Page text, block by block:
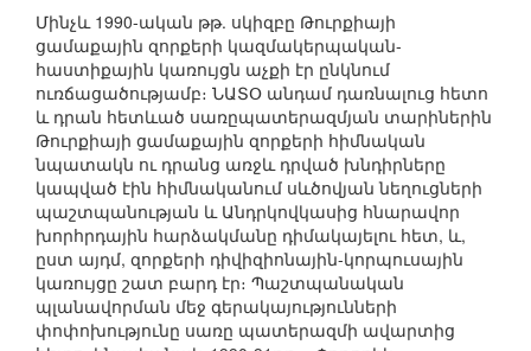
Մինչև 1990-ական թթ. սկիզբը Թուրքիայի
ցամաքային զորքերի կազմակերպական-
հաստիքային կառույցն աչքի էր ընկնում
ուռճացածությամբ։ ՆԱՏՕ անդամ դառնալուց հետո
և դրան հետևած սառըպատերազմյան տարիներին
Թուրքիայի ցամաքային զորքերի հիմնական
նպատակն ու դրանց առջև դրված խնդիրները
կապված էին հիմնականում սևծովյան նեղուցների
պաշտպանության և Անդրկովկասից հնարավոր
խորհրդային հարձակմանը դիմակայելու հետ, և,
ըստ այդմ, զորքերի դիվիզիոնային-կորպուսային
կառույցը շատ բարդ էր։ Պաշտպանական
պլանավորման մեջ գերակայությունների
փոփոխությունը սառը պատերազմի ավարտից